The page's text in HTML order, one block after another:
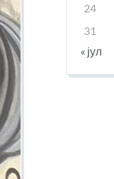
24
31
« јул